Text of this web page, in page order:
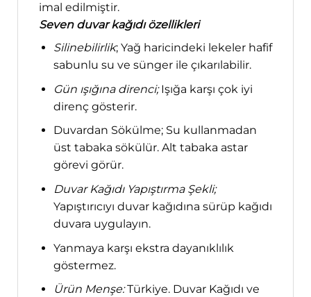
imal edilmiştir.
Seven duvar kağıdı özellikleri
Silinebilirlik; Yağ haricindeki lekeler hafif
sabunlu su ve sünger ile çıkarılabilir.
Gün ışığına direnci;Işığa karşı çok iyi
direnç gösterir.
Duvardan Sökülme; Su kullanmadan
üst tabaka sökülür. Alt tabaka astar
görevi görür.
Duvar Kağıdı Yapıştırma Şekli;
Yapıştırıcıyı duvar kağıdına sürüp kağıdı
duvara uygulayın.
Yanmaya karşı ekstra dayanıklılık
göstermez.
Ürün Menşe:Türkiye. Duvar Kağıdı ve